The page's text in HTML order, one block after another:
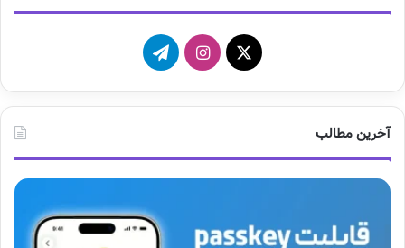
X
ی
س
ا
ل
ر
م
آخرین مطالب